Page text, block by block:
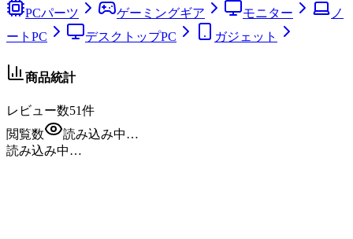
PCパーツ ゲーミングギア モニター
ノ
ートPC
デスクトップPC ガジェット
商品統計
レビュー数51件
閲覧数
読み込み中…
読み込み中…